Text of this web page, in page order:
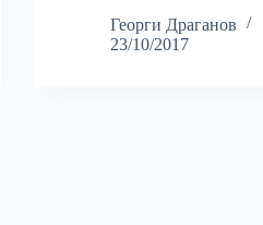
Георги Драганов
23/10/2017